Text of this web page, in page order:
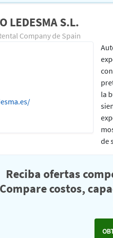
LEDESMA S.L.
Company de Spain
la
de
Reciba ofertas
Compare costos,